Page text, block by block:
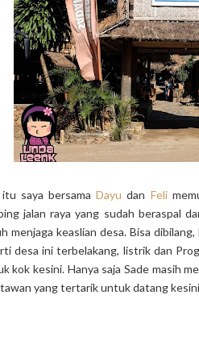
itu saya bersamaDayu dan Feli
jalan raya yang sudah beraspal
menjaga keaslian desa. Bisa
desa ini terbelakang, listrik dan
kok kesini. Hanya saja Sade masih
yang tertarik untuk datang